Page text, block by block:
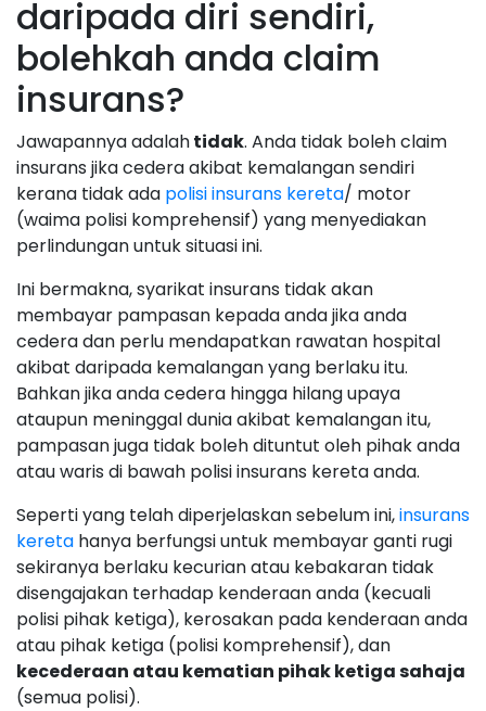
daripada diri sendiri,
bolehkah anda claim
insurans?
Jawapannya adalahtidak. Anda tidak boleh claim
insurans jika cedera akibat kemalangan sendiri
kerana tidak ada polisi insurans kereta/ motor
(waima polisi komprehensif) yang menyediakan
perlindungan untuk situasi ini.
Ini bermakna, syarikat insurans tidak akan
membayar pampasan kepada anda jika anda
cedera dan perlu mendapatkan rawatan hospital
akibat daripada kemalangan yang berlaku itu.
Bahkan jika anda cedera hingga hilang upaya
ataupun meninggal dunia akibat kemalangan itu,
pampasan juga tidak boleh dituntut oleh pihak anda
atau waris di bawah polisi insurans kereta anda.
Seperti yang telah diperjelaskan sebelum ini,insurans
kereta hanya berfungsi untuk membayar ganti rugi
sekiranya berlaku kecurian atau kebakaran tidak
disengajakan terhadap kenderaan anda (kecuali
polisi pihak ketiga), kerosakan pada kenderaan anda
atau pihak ketiga (polisi komprehensif), dan
kecederaan atau kematian pihak ketiga sahaja
(semua polisi).